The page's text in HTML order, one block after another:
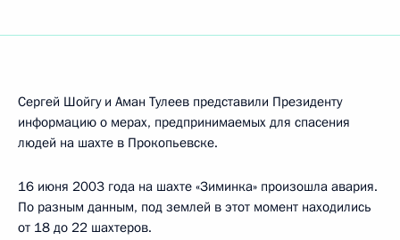
Сергей Шойгу и Аман Тулеев представили Президенту
информацию о мерах, предпринимаемых для спасения
людей на шахте в Прокопьевске.
16 июня 2003 года на шахте «Зиминка» произошла авария.
По разным данным, под землей в этот момент находились
от 18 до 22 шахтеров.